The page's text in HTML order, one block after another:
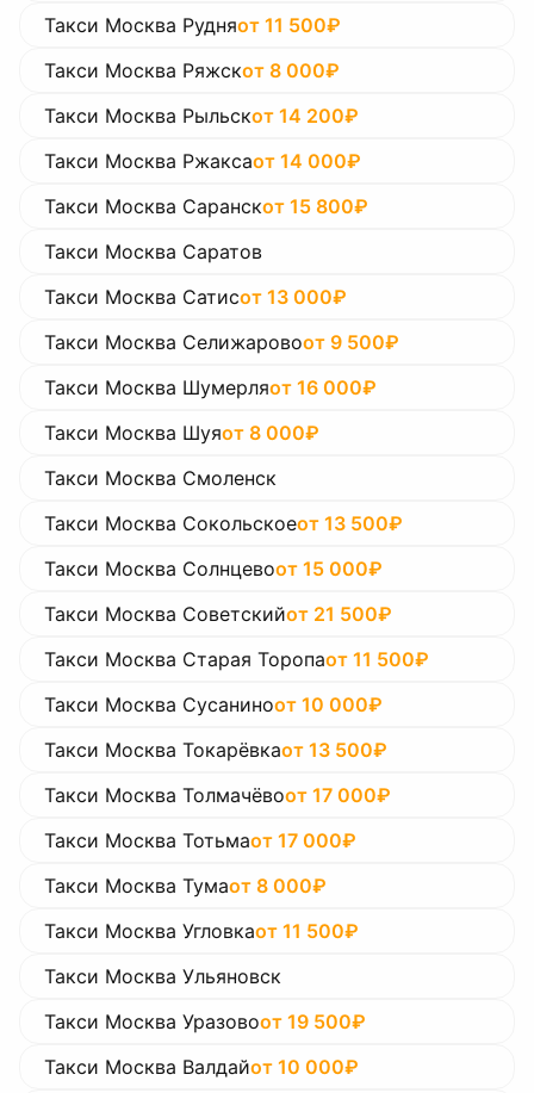
Такси Москва Рудняот 11 500₽
Такси Москва Ряжскот 8 000₽
Такси Москва Рыльскот 14 200₽
Такси Москва Ржаксаот 14 000₽
Такси Москва Саранскот 15 800₽
Такси Москва Саратов
Такси Москва Сатисот 13 000₽
Такси Москва Селижаровоот 9 500₽
Такси Москва Шумерляот 16 000₽
Такси Москва Шуяот 8 000₽
Такси Москва Смоленск
Такси Москва Сокольскоеот 13 500₽
Такси Москва Солнцевоот 15 000₽
Такси Москва Советскийот 21 500₽
Такси Москва Старая Торопаот 11 500₽
Такси Москва Сусаниноот 10 000₽
Такси Москва Токарёвкаот 13 500₽
Такси Москва Толмачёвоот 17 000₽
Такси Москва Тотьмаот 17 000₽
Такси Москва Тумаот 8 000₽
Такси Москва Угловкаот 11 500₽
Такси Москва Ульяновск
Такси Москва Уразовоот 19 500₽
Такси Москва Валдайот 10 000₽